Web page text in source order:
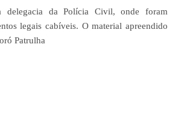
delegacia da Polícia Civil, onde foram
legais cabíveis. O material apreendido
Patrulha